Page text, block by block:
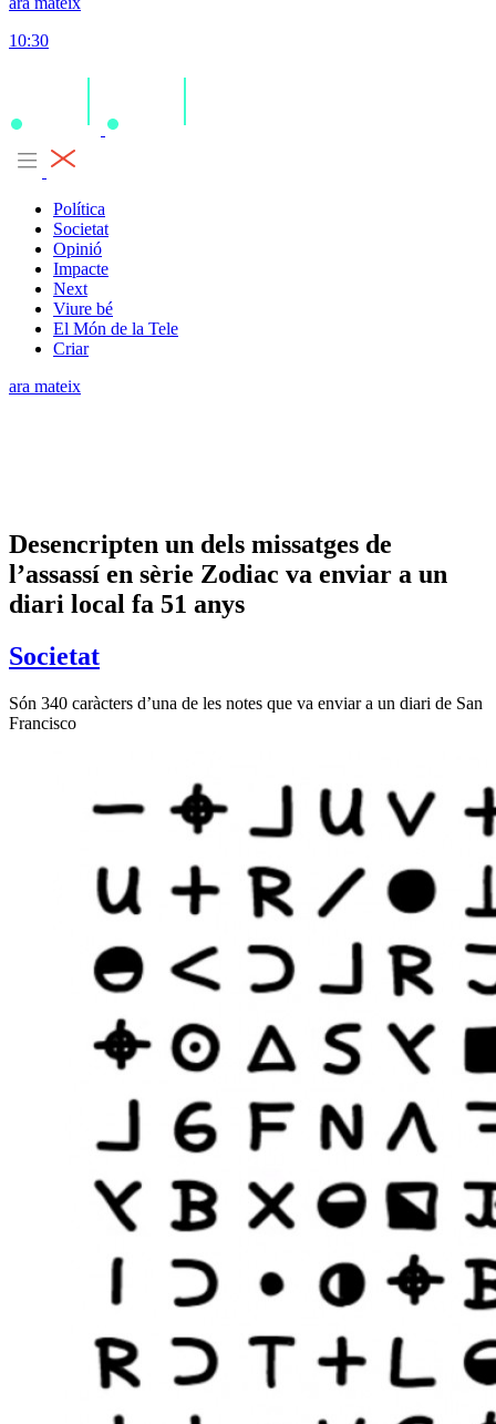
10:30
Política
Societat
Opinió
Impacte
Next
Viure bé
El Món de la Tele
Criar
ara mateix
Desencripten un dels missatges de
l’assassí en sèrie Zodiac va enviar a un
diari local fa 51 anys
Societat
Són 340 caràcters d’una de les notes que va enviar a un diari de San
Francisco